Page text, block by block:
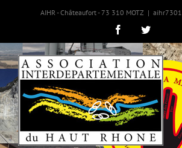
AIHR - Châteaufort - 73 310 MOTZ |
FacebookTwitter